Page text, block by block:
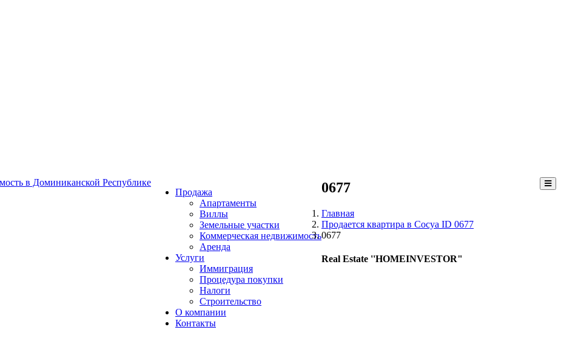
Продажа
Апартаменты
Виллы
Земельные участки
Коммерческая недвижимость
Аренда
Услуги
Иммиграция
Процедура покупки
Налоги
Строительство
О компании
Контакты
0677
Главная
Продается квартира в Сосуа ID 0677
0677
Real Estate ''HOMEINVESTOR"